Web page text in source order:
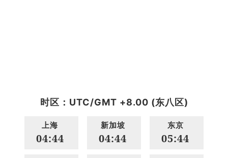
时区：UTC/GMT +8.00 (东八区)
上海
04:44
新加坡
04:44
东京
05:44